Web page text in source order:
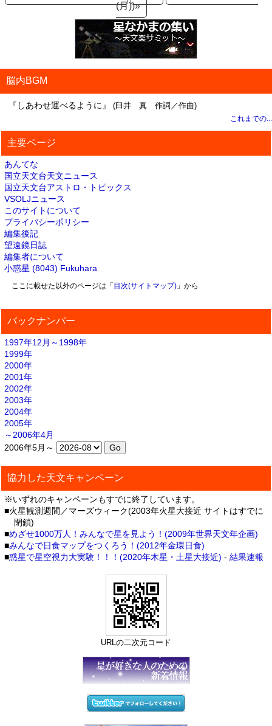
(月))»
脳内BGM
『しあわせ運べるように』 (臼井 真 作詞／作曲)
これまでの...
主要ページ
あんてな
国立天文台天文ニュース
国立天文台アストロ・トピックス
VSOLJニュース
このサイトについて
プライバシーポリシー
編集後記
望遠鏡日誌
編集者について
小惑星 (8043) Fukuhara
ここに載せた以外のページは「 目次(サイトマップ)」から
バックナンバー
1997年12月～1998年
1999年
2000年
2001年
2002年
2003年
2004年
2005年
～2006年4月
2006年5月～
協力した天文キャンペーン
※いずれのキャンペーンもすでに終了しています。
■火星観測週間／マーズウィーク(2003年火星大接近 サイトはすでに
閉鎖)
■めざせ1000万人！みんなで星を見よう！(2009年世界天文年企画)
■みんなで日食マップをつくろう！(2012年金環日食)
■惑星で星空視力大実験！！！(2020年木星・土星大接近) - 結果速報
URLの二次元コード